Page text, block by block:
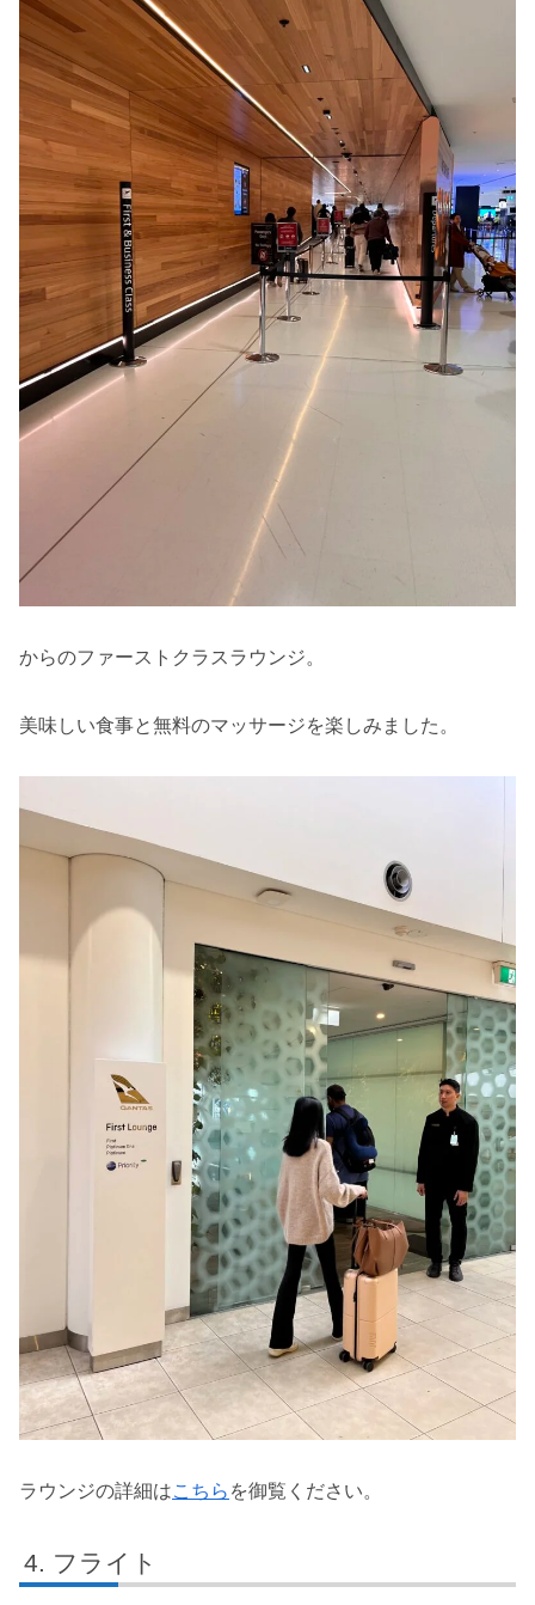
からのファーストクラスラウンジ。
美味しい食事と無料のマッサージを楽しみました。
ラウンジの詳細はこちら を御覧ください。
フライト